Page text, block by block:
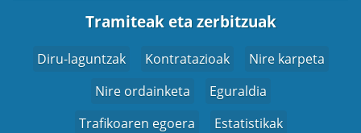
Tramiteak eta zerbitzuak
Diru-laguntzak Kontratazioak
Nire karpeta
Nire ordainketa
Eguraldia
Trafikoaren egoera
Estatistikak